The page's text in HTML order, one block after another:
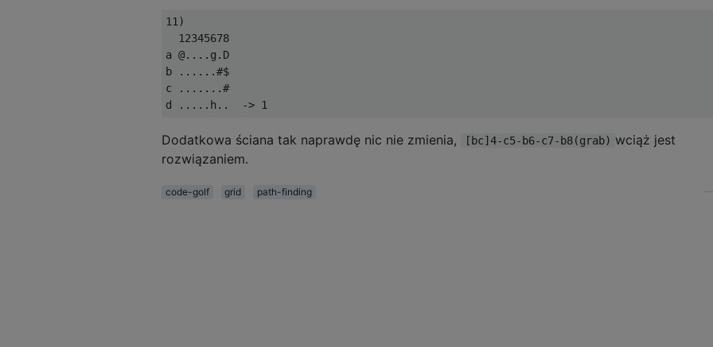
11)
  12345678
a @....g.D
b ......#$
c .......#
Dodatkowa ściana tak naprawdę nic nie zmienia, [bc]4-c5-b6-c7-b8(grab) wciąż jest
rozwiązaniem.
code-golf grid path-finding